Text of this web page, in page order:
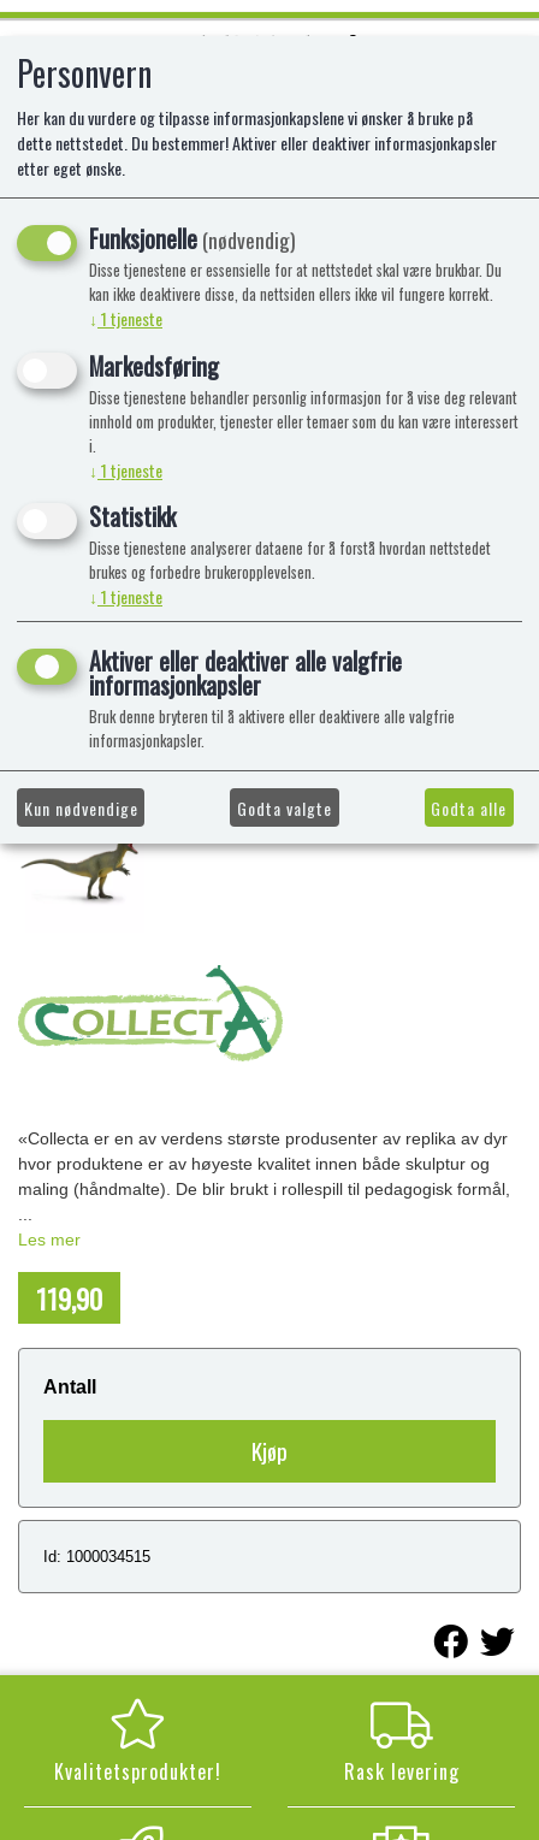
ALLOSAURUS BRØLER L
FH-88888
«Collecta er en av verdens største produsenter av replika av dyr
hvor produktene er av høyeste kvalitet innen både skulptur og
maling (håndmalte). De blir brukt i rollespill til pedagogisk formål,
Les mer
119,90
Antall
Kjøp
Id: 1000034515
Kvalitetsprodukter! Rask levering
Personvern
Her kan du vurdere og tilpasse informasjonkapslene vi ønsker å bruke på
dette nettstedet. Du bestemmer! Aktiver eller deaktiver informasjonkapsler
etter eget ønske.
Funksjonelle(nødvendig)
Disse tjenestene er essensielle for at nettstedet skal være brukbar. Du
kan ikke deaktivere disse, da nettsiden ellers ikke vil fungere korrekt.
↓ 1tjeneste
Markedsføring
Disse tjenestene behandler personlig informasjon for å vise deg relevant
innhold om produkter, tjenester eller temaer som du kan være interessert
i.
↓ 1tjeneste
Statistikk
Disse tjenestene analyserer dataene for å forstå hvordan nettstedet
brukes og forbedre brukeropplevelsen.
↓ 1tjeneste
Aktiver eller deaktiver alle valgfrie
informasjonkapsler
Bruk denne bryteren til å aktivere eller deaktivere alle valgfrie
informasjonkapsler.
Kun nødvendige Godta valgte Godta alle